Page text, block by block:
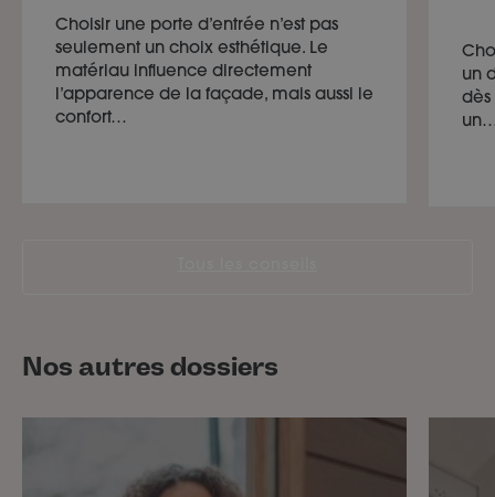
Choisir une porte d’entrée n’est pas
seulement un choix esthétique. Le
matériau influence directement
l’apparence de la façade, mais aussi le
confort…
un
dès
Nos autres dossiers